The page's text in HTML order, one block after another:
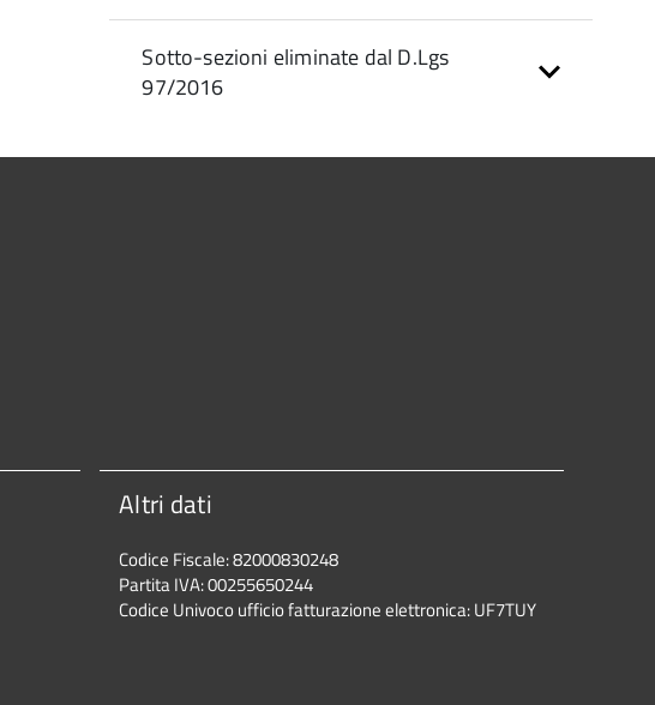
Sotto-sezioni eliminate dal D.Lgs
97/2016
Altri dati
Codice Fiscale: 82000830248
Partita IVA: 00255650244
Codice Univoco ufficio fatturazione elettronica: UF7TUY